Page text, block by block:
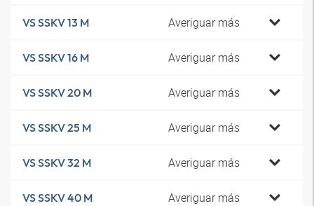
VS SSKV 13 M Averiguar más
VS SSKV 16 M Averiguar más
VS SSKV 20 M Averiguar más
VS SSKV 25 M Averiguar más
VS SSKV 32 M Averiguar más
VS SSKV 40 M Averiguar más